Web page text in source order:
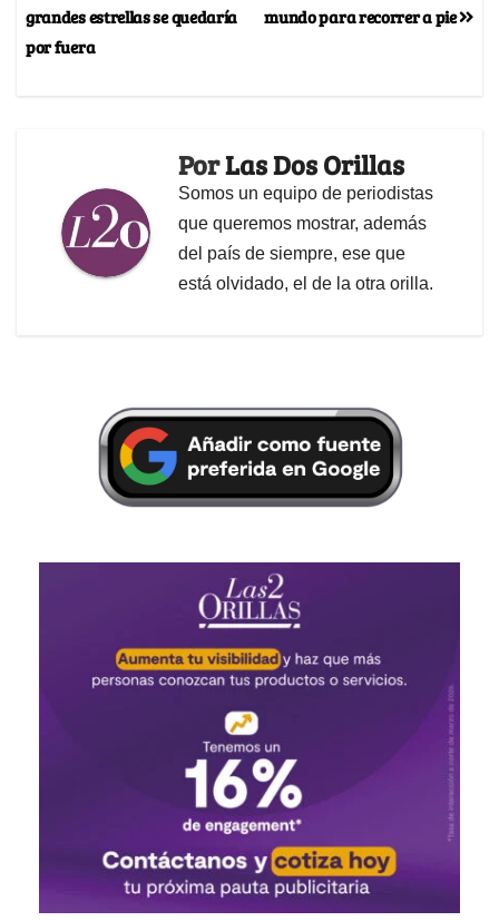
mundo para recorrer a pie
grandes estrellas se quedaría
por fuera
PorLas Dos Orillas
Somos un equipo de periodistas
que queremos mostrar, además
del país de siempre, ese que
está olvidado, el de la otra orilla.